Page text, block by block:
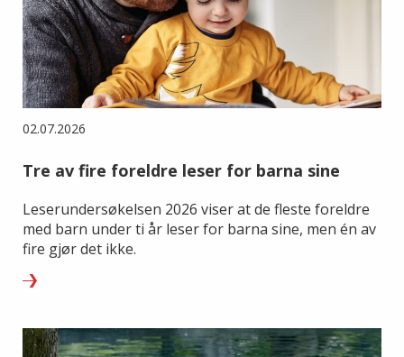
02.07.2026
Tre av fire foreldre leser for barna sine
Leserundersøkelsen 2026 viser at de fleste foreldre
med barn under ti år leser for barna sine, men én av
fire gjør det ikke.